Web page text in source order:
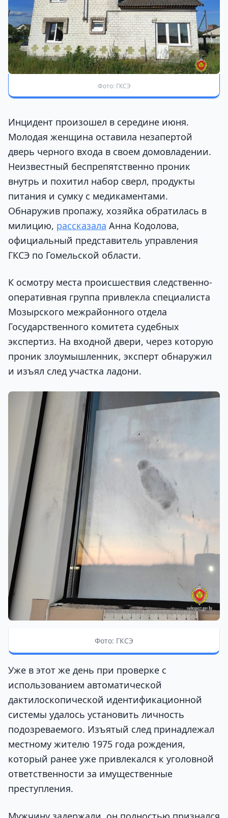
Фото: ГКСЭ
Инцидент произошел в середине июня.
Молодая женщина оставила незапертой
дверь черного входа в своем домовладении.
Неизвестный беспрепятственно проник
внутрь и похитил набор сверл, продукты
питания и сумку с медикаментами.
Обнаружив пропажу, хозяйка обратилась в
милицию, рассказала Анна Кодолова,
официальный представитель управления
ГКСЭ по Гомельской области.
К осмотру места происшествия следственно-
оперативная группа привлекла специалиста
Мозырского межрайонного отдела
Государственного комитета судебных
экспертиз. На входной двери, через которую
проник злоумышленник, эксперт обнаружил
и изъял след участка ладони.
Фото: ГКСЭ
Уже в этот же день при проверке с
использованием автоматической
дактилоскопической идентификационной
системы удалось установить личность
подозреваемого. Изъятый след принадлежал
местному жителю 1975 года рождения,
который ранее уже привлекался к уголовной
ответственности за имущественные
преступления.